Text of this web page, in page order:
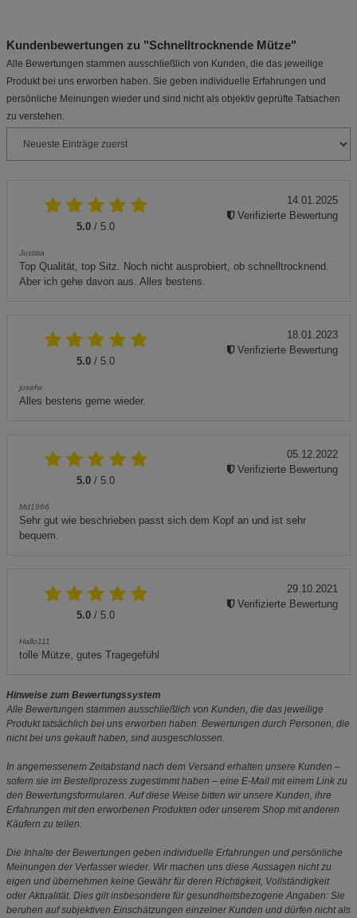
Kundenbewertungen zu "Schnelltrocknende Mütze"
Alle Bewertungen stammen ausschließlich von Kunden, die das jeweilige
Produkt bei uns erworben haben. Sie geben individuelle Erfahrungen und
persönliche Meinungen wieder und sind nicht als objektiv geprüfte Tatsachen
zu verstehen.
5.0 / 5.0
Justitia
Top Qualität, top Sitz. Noch nicht ausprobiert, ob schnelltrocknend.
Aber ich gehe davon aus. Alles bestens.
14.01.2025
Verifizierte Bewertung
5.0 / 5.0
josefw
Alles bestens gerne wieder.
18.01.2023
Verifizierte Bewertung
5.0 / 5.0
Md1966
Sehr gut wie beschrieben passt sich dem Kopf an und ist sehr
bequem.
05.12.2022
Verifizierte Bewertung
5.0 / 5.0
Hallo111
tolle Mütze, gutes Tragegefühl
29.10.2021
Verifizierte Bewertung
Hinweise zum Bewertungssystem
Alle Bewertungen stammen ausschließlich von Kunden, die das jeweilige
Produkt tatsächlich bei uns erworben haben. Bewertungen durch Personen, die
nicht bei uns gekauft haben, sind ausgeschlossen.
In angemessenem Zeitabstand nach dem Versand erhalten unsere Kunden –
sofern sie im Bestellprozess zugestimmt haben – eine E-Mail mit einem Link zu
den Bewertungsformularen. Auf diese Weise bitten wir unsere Kunden, ihre
Erfahrungen mit den erworbenen Produkten oder unserem Shop mit anderen
Käufern zu teilen.
Die Inhalte der Bewertungen geben individuelle Erfahrungen und persönliche
Meinungen der Verfasser wieder. Wir machen uns diese Aussagen nicht zu
eigen und übernehmen keine Gewähr für deren Richtigkeit, Vollständigkeit
oder Aktualität. Dies gilt insbesondere für gesundheitsbezogene Angaben: Sie
beruhen auf subjektiven Einschätzungen einzelner Kunden und dürfen nicht als